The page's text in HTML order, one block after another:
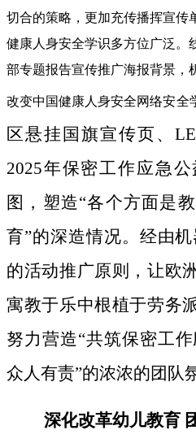
切合的策略，更加充传播挥宣传
健康人身安全学识多方位广泛。
部专题报告宣传推广海报背景，
改变中国健康人身安全网络安全
区悬挂国旗宣传页、
2025年保密工作应急
图，塑造“各个方面是
育”的深造情况。经由
的活动推广原则，让欧
寓教于乐中根植于劳务
努力营造“共筑保密工
众人有责”的浓浓的团队
深化改革幼儿教育